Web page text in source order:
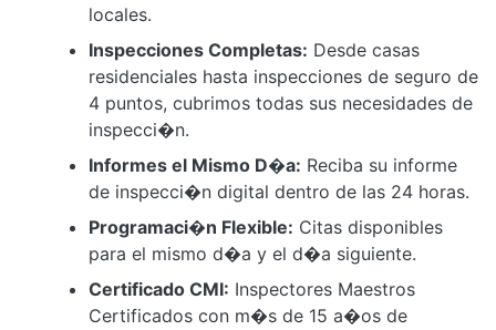
locales.
Inspecciones Completas: Desde casas
residenciales hasta inspecciones de seguro de
4 puntos, cubrimos todas sus necesidades de
inspecci�n.
Informes el Mismo D�a: Reciba su informe
de inspecci�n digital dentro de las 24 horas.
Programaci�n Flexible: Citas disponibles
para el mismo d�a y el d�a siguiente.
Certificado CMI: Inspectores Maestros
Certificados con m�s de 15 a�os de